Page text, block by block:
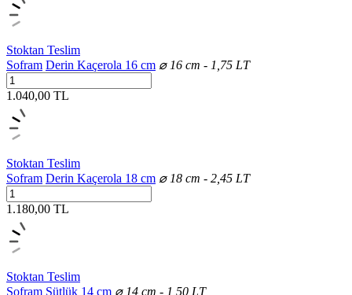
Stoktan Teslim
Sofram Derin Kaçerola 16 cm ⌀ 16 cm - 1,75 LT
1.040,00 TL
Stoktan Teslim
Sofram Derin Kaçerola 18 cm ⌀ 18 cm - 2,45 LT
1.180,00 TL
Stoktan Teslim
Sofram Sütlük 14 cm ⌀ 14 cm - 1,50 LT